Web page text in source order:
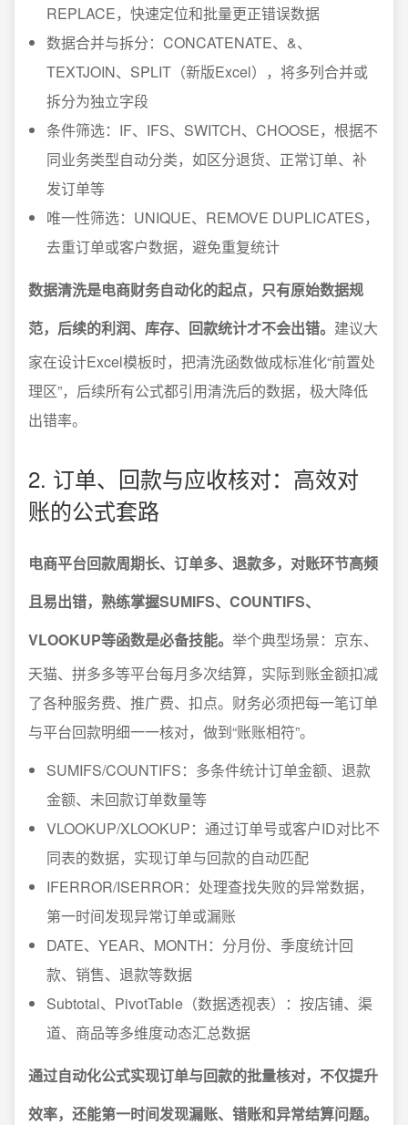
REPLACE，快速定位和批量更正错误数据
数据合并与拆分：CONCATENATE、&、
TEXTJOIN、SPLIT（新版Excel），将多列合并或
拆分为独立字段
条件筛选：IF、IFS、SWITCH、CHOOSE，根据不
同业务类型自动分类，如区分退货、正常订单、补
发订单等
唯一性筛选：UNIQUE、REMOVE DUPLICATES，
去重订单或客户数据，避免重复统计
数据清洗是电商财务自动化的起点，只有原始数据规
范，后续的利润、库存、回款统计才不会出错。 建议大
家在设计Excel模板时，把清洗函数做成标准化“前置处
理区”，后续所有公式都引用清洗后的数据，极大降低
出错率。
2. 订单、回款与应收核对：高效对
账的公式套路
电商平台回款周期长、订单多、退款多，对账环节高频
且易出错，熟练掌握SUMIFS、COUNTIFS、
VLOOKUP等函数是必备技能。 举个典型场景：京东、
天猫、拼多多等平台每月多次结算，实际到账金额扣减
了各种服务费、推广费、扣点。财务必须把每一笔订单
与平台回款明细一一核对，做到“账账相符”。
SUMIFS/COUNTIFS：多条件统计订单金额、退款
金额、未回款订单数量等
VLOOKUP/XLOOKUP：通过订单号或客户ID对比不
同表的数据，实现订单与回款的自动匹配
IFERROR/ISERROR：处理查找失败的异常数据，
第一时间发现异常订单或漏账
DATE、YEAR、MONTH：分月份、季度统计回
款、销售、退款等数据
Subtotal、PivotTable（数据透视表）：按店铺、渠
道、商品等多维度动态汇总数据
通过自动化公式实现订单与回款的批量核对，不仅提升
效率，还能第一时间发现漏账、错账和异常结算问题。